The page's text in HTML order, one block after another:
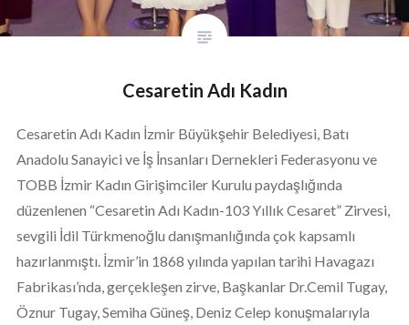
Cesaretin Adı Kadın
Cesaretin Adı Kadın İzmir Büyükşehir Belediyesi, Batı
Anadolu Sanayici ve İş İnsanları Dernekleri Federasyonu ve
TOBB İzmir Kadın Girişimciler Kurulu paydaşlığında
düzenlenen “Cesaretin Adı Kadın-103 Yıllık Cesaret” Zirvesi,
sevgili İdil Türkmenoğlu danışmanlığında çok kapsamlı
hazırlanmıştı. İzmir’in 1868 yılında yapılan tarihi Havagazı
Fabrikası’nda, gerçekleşen zirve, Başkanlar Dr.Cemil Tugay,
Öznur Tugay, Semiha Güneş, Deniz Celep konuşmalarıyla